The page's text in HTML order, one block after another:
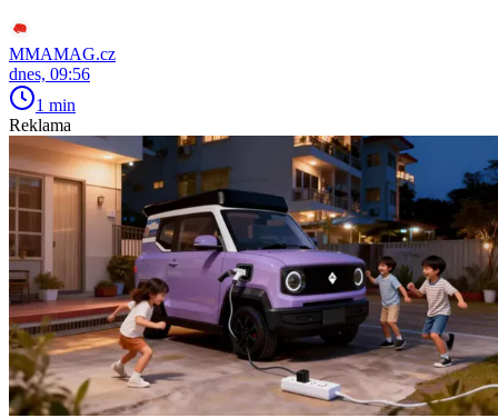
MMAMAG.cz
dnes, 09:56
1 min
Reklama